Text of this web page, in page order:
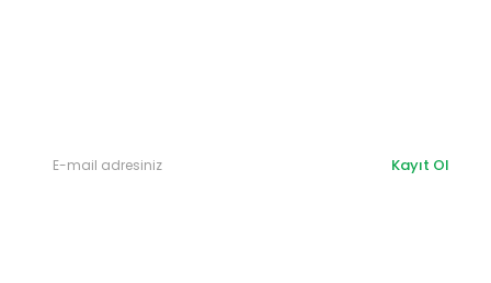
Kayıt Ol